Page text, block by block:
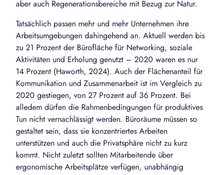
aber auch Regenerationsbereiche mit Bezug zur Natur.
Tatsächlich passen mehr und mehr Unternehmen ihre
Arbeitsumgebungen dahingehend an. Aktuell werden bis
zu 21 Prozent der Bürofläche für Networking, soziale
Aktivitäten und Erholung genutzt – 2020 waren es nur
14 Prozent (Haworth, 2024). Auch der Flächenanteil für
Kommunikation und Zusammenarbeit ist im Vergleich zu
2020 gestiegen, von 27 Prozent auf 36 Prozent. Bei
alledem dürfen die Rahmenbedingungen für produktives
Tun nicht vernachlässigt werden. Büroräume müssen so
gestaltet sein, dass sie konzentriertes Arbeiten
unterstützen und auch die Privatsphäre nicht zu kurz
kommt. Nicht zuletzt sollten Mitarbeitende über
ergonomische Arbeitsplätze verfügen, unabhängig